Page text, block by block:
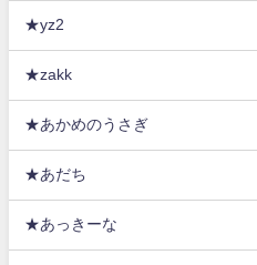
★yz2
★zakk
★あかめのうさぎ
★あだち
★あっきーな